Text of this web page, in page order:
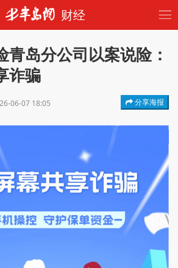
财经
青岛分公司以案说险：
诈骗
06-07 18:05 分享海报